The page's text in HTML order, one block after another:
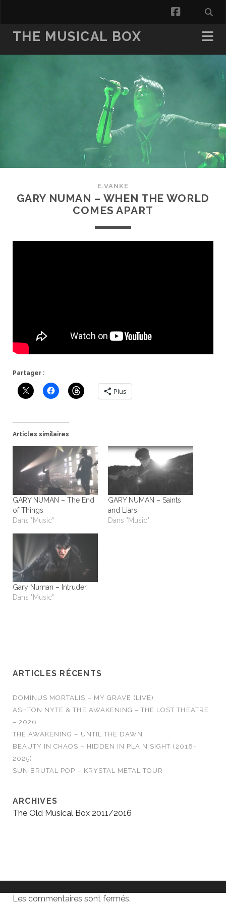
facebook
THE MUSICAL BOX
E.VANKE
GARY NUMAN – WHEN THE WORLD
COMES APART
Partager :
Plus
Articles similaires
GARY NUMAN – The End
of Things
Dans "Music"
GARY NUMAN – Saints
and Liars
Dans "Music"
Gary Numan – Intruder
Dans "Music"
ARTICLES RÉCENTS
DOMINUS MORTALIS – MY GRAVE (LIVE)
ASHTON NYTE & THE AWAKENING – THE LOST THEATRE
– 2026
THE AWAKENING – UNTIL THE DAWN
BEAUTY IN CHAOS – HIDDEN IN PLAIN SIGHT (2018-
2025)
SUN BRUTAL POP – KRYSTAL METAL TOUR
ARCHIVES
The Old Musical Box 2011/2016
Les commentaires sont fermés.